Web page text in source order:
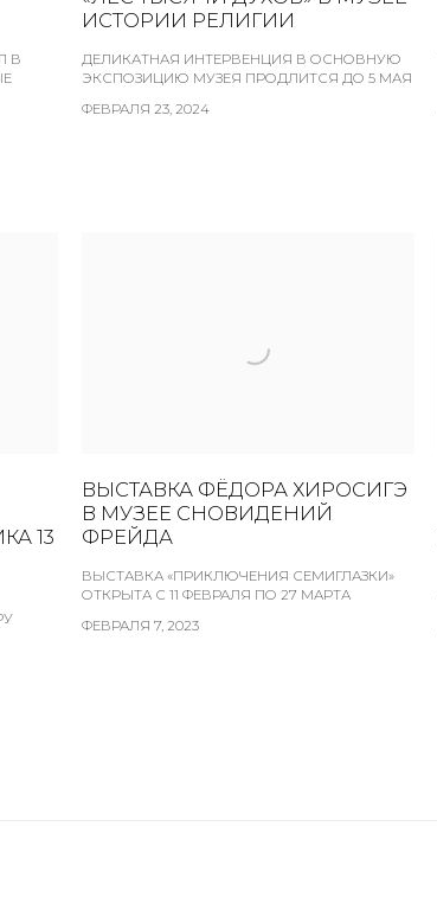
В
ИСТОРИИ РЕЛИГИИ
ДЕЛИКАТНАЯ ИНТЕРВЕНЦИЯ В ОСНОВНУЮ
ЭКСПОЗИЦИЮ МУЗЕЯ ПРОДЛИТСЯ ДО 5 МАЯ
ФЕВРАЛЯ 23, 2024
13
ВЫСТАВКА ФЁДОРА ХИРОСИГЭ
В МУЗЕЕ СНОВИДЕНИЙ
ФРЕЙДА
ВЫСТАВКА «ПРИКЛЮЧЕНИЯ СЕМИГЛАЗКИ»
ОТКРЫТА С 11 ФЕВРАЛЯ ПО 27 МАРТА
ФЕВРАЛЯ 7, 2023